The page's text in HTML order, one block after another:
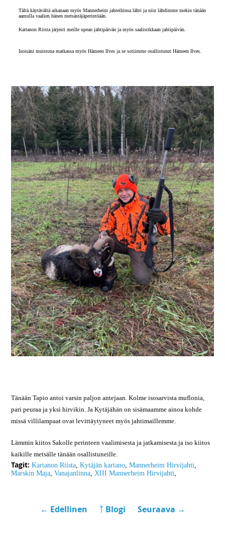
Tältä käytävältä aikanaan myös Mannerheim jahteihinsa lähti ja niin lähdimme mekin tänään
aamulla vaalien hänen metsästäjäperintöään.
Kartanon Riista järjesti meille upean jahtipäivän ja myös saalisrikkaan jahtipäivän.
Isoisäni muistona matkassa myös Hämeen Ilves ja se sotiimme osallistunut Hämeen Ilves.
Tänään Tapio antoi varsin paljon antejaan. Kolme isosarvista muflonia,
pari peuraa ja yksi hirvikin. Ja Kytäjähän on sisämaamme ainoa kohde
missä villilampaat ovat levittäytyneet myös jahtimaillemme.
Lämmin kiitos Sakolle perinteen vaalimisesta ja jatkamisesta ja iso kiitos
kaikille metsälle tänään osallistuneille.
Tagit:Kartanon Riista,Kytäjän kartano,Mannerheim Hirvijahti,
Marskin Maja,Vanajanlinna,XIII Mannerheim Hirvijahti,
← Edellinen ￪ Blogi Seuraava →